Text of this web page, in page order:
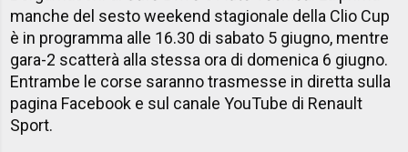
manche del sesto weekend stagionale della Clio Cup
è in programma alle 16.30 di sabato 5 giugno, mentre
gara-2 scatterà alla stessa ora di domenica 6 giugno.
Entrambe le corse saranno trasmesse in diretta sulla
pagina Facebook e sul canale YouTube di Renault
Sport.